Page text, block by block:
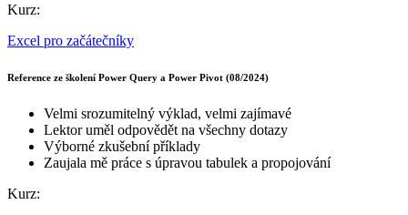
Kurz:
Excel pro začátečníky
Reference ze školení Power Query a Power Pivot (08/2024)
Velmi srozumitelný výklad, velmi zajímavé
Lektor uměl odpovědět na všechny dotazy
Výborné zkušební příklady
Zaujala mě práce s úpravou tabulek a propojování
Kurz: